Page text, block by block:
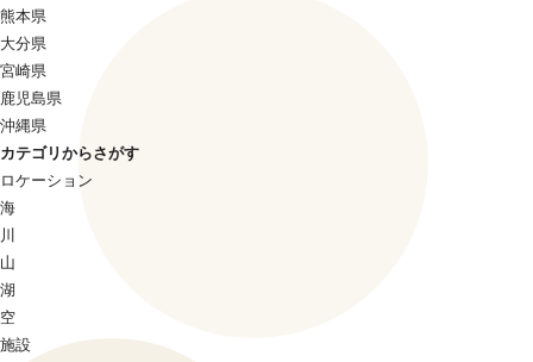
熊本県
大分県
宮崎県
鹿児島県
沖縄県
カテゴリからさがす
ロケーション
海
川
山
湖
空
施設